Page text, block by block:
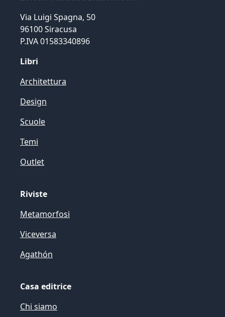
Via Luigi Spagna, 50
96100 Siracusa
P.IVA 01583340896
Libri
Architettura
Design
Scuole
Temi
Outlet
Riviste
Metamorfosi
Viceversa
Agathón
Casa editrice
Chi siamo